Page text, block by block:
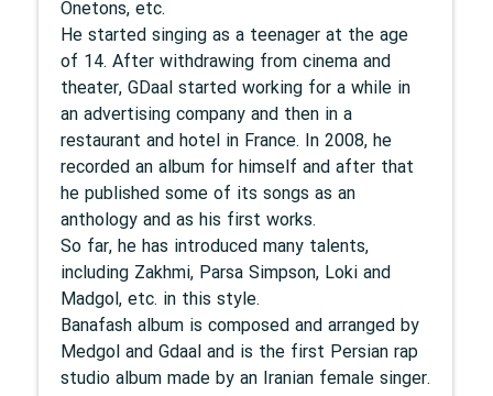
Onetons, etc.
He started singing as a teenager at the age
of 14. After withdrawing from cinema and
theater, GDaal started working for a while in
an advertising company and then in a
restaurant and hotel in France. In 2008, he
recorded an album for himself and after that
he published some of its songs as an
anthology and as his first works.
So far, he has introduced many talents,
including Zakhmi, Parsa Simpson, Loki and
Madgol, etc. in this style.
Banafash album is composed and arranged by
Medgol and Gdaal and is the first Persian rap
studio album made by an Iranian female singer.